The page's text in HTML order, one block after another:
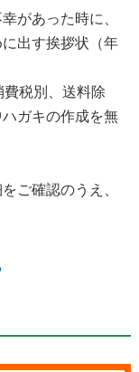
があった時に、
出す挨拶状（年
費税別、送料除
ガキの作成を無
ご確認のうえ、